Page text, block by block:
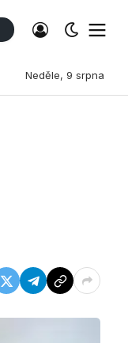
Neděle, 9 srpna